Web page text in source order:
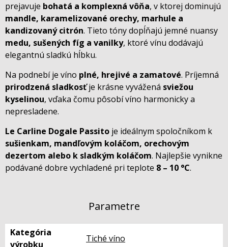
prejavuje bohatá a komplexná vôňa, v ktorej dominujú
mandle, karamelizované orechy, marhule a
kandizovaný citrón. Tieto tóny dopĺňajú jemné nuansy
medu, sušených fíg a vanilky, ktoré vínu dodávajú
elegantnú sladkú hĺbku.
Na podnebí je víno plné, hrejivé a zamatové. Príjemná
prirodzená sladkosťje krásne vyvážená sviežou
kyselinou, vďaka čomu pôsobí víno harmonicky a
nepresladene.
Le Carline Dogale Passito je ideálnym spoločníkom k
sušienkam, mandľovým koláčom, orechovým
dezertom alebo k sladkým koláčom. Najlepšie vynikne
podávané dobre vychladené pri teplote 8 – 10 °C.
Parametre
Kategória
výrobku
Tiché víno